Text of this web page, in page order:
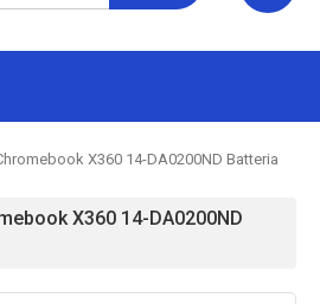
X360 14-DA0200ND Batteria
X360 14-DA0200ND